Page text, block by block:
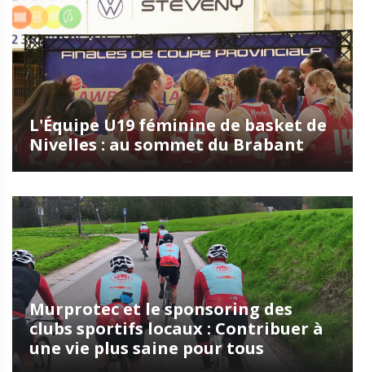
L'Équipe U19 féminine de basket de
Nivelles : au sommet du Brabant
Murprotec et le sponsoring des
clubs sportifs locaux : Contribuer à
une vie plus saine pour tous